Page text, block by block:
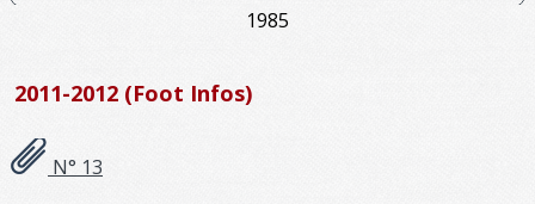
1985
2011-2012 (Foot Infos)
N° 13